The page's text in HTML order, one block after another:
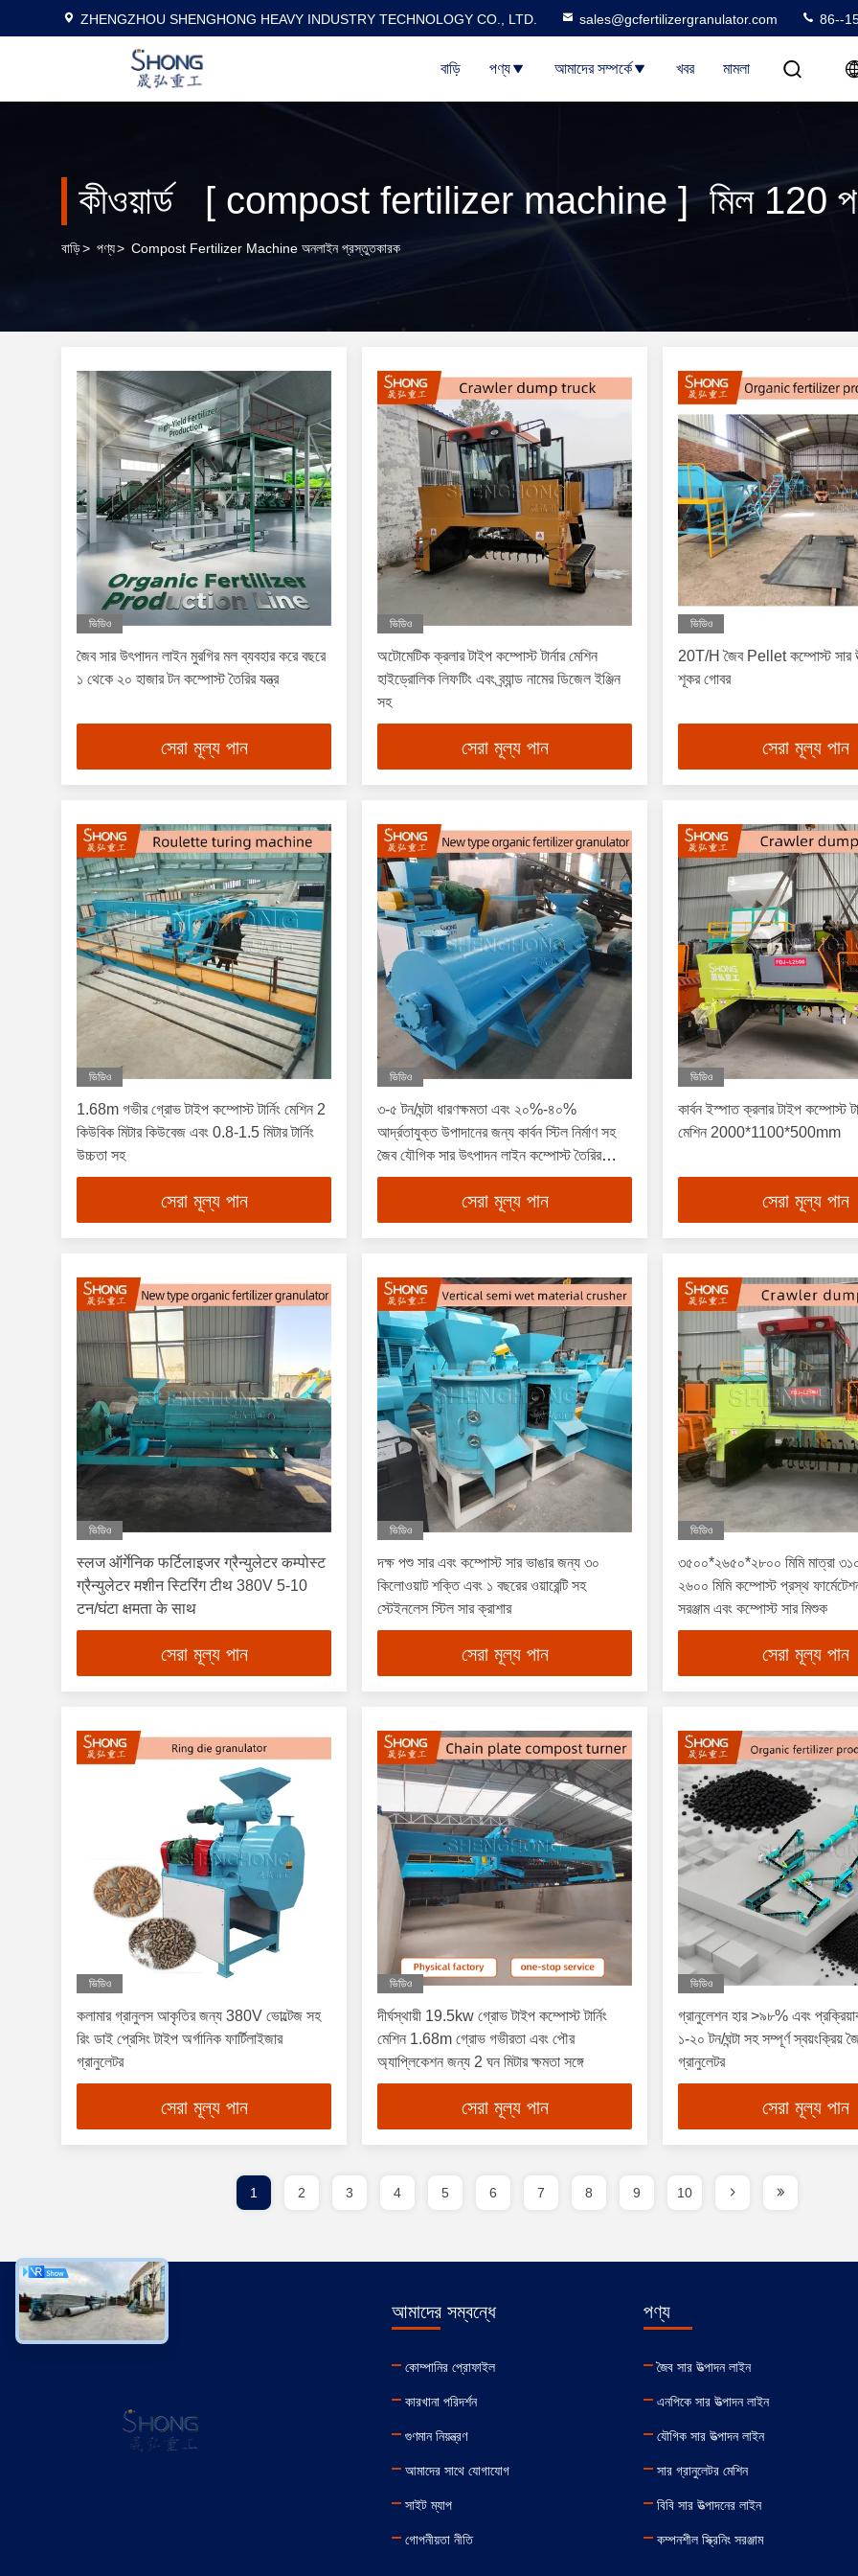
ZHENGZHOU SHENGHONG HEAVY INDUSTRY TECHNOLOGY CO., LTD. sales@gcfertilizergranulator.com 86--
বাড়ি পণ্য আমাদের সম্পর্কে খবর মামলা
কীওয়ার্ড [ compost fertilizer machine ] মিল 120
বাড়ি> পণ্য> Compost Fertilizer Machine অনলাইন প্রস্তুতকারক
ভিডিও
জৈব সার উৎপাদন লাইন মুরগির মল ব্যবহার করে বছরে
১ থেকে ২০ হাজার টন কম্পোস্ট তৈরির যন্ত্র
সেরা মূল্য পান
ভিডিও
অটোমেটিক ক্রলার টাইপ কম্পোস্ট টার্নার মেশিন
হাইড্রোলিক লিফটিং এবং ব্র্যান্ড নামের ডিজেল ইঞ্জিন
সহ
সেরা মূল্য পান
ভিডিও
20T/H জৈব Pellet কম্পোস্ট সার
শূকর গোবর
সেরা মূল্য পান
ভিডিও
1.68m গভীর গ্রোভ টাইপ কম্পোস্ট টার্নিং মেশিন 2
কিউবিক মিটার কিউবেজ এবং 0.8-1.5 মিটার টার্নিং
উচ্চতা সহ
সেরা মূল্য পান
ভিডিও
৩-৫ টন/ঘন্টা ধারণক্ষমতা এবং ২০%-৪০%
আর্দ্রতাযুক্ত উপাদানের জন্য কার্বন স্টিল নির্মাণ সহ
জৈব যৌগিক সার উৎপাদন লাইন কম্পোস্ট তৈরির
মেশিন
সেরা মূল্য পান
ভিডিও
কার্বন ইস্পাত ক্রলার টাইপ কম্পোস্ট
মেশিন 2000*1100*500mm
সেরা মূল্য পান
ভিডিও
स्लज ऑर्गेनिक फर्टिलाइजर ग्रैन्युलेटर कम्पोस्ट
ग्रैन्युलेटर मशीन स्टिरिंग टीथ 380V 5-10
टन/घंटा क्षमता के साथ
সেরা মূল্য পান
ভিডিও
দক্ষ পশু সার এবং কম্পোস্ট সার ভাঙার জন্য ৩০
কিলোওয়াট শক্তি এবং ১ বছরের ওয়ারেন্টি সহ
স্টেইনলেস স্টিল সার ক্রাশার
সেরা মূল্য পান
ভিডিও
৩৫০০*২৬৫০*২৮০০ মিমি মাত্রা
২৬০০ মিমি কম্পোস্ট প্রস্থ
সরঞ্জাম এবং কম্পোস্ট সার মিশুক
সেরা মূল্য পান
ভিডিও
কলামার গ্রানুলস আকৃতির জন্য 380V ভোল্টেজ সহ
রিং ডাই প্রেসিং টাইপ অর্গানিক ফার্টিলাইজার
গ্রানুলেটর
সেরা মূল্য পান
ভিডিও
দীর্ঘস্থায়ী 19.5kw গ্রোভ টাইপ কম্পোস্ট টার্নিং
মেশিন 1.68m গ্রোভ গভীরতা এবং পৌর
অ্যাপ্লিকেশন জন্য 2 ঘন মিটার ক্ষমতা সঙ্গে
সেরা মূল্য পান
ভিডিও
গ্রানুলেশন হার >৯৮% এবং
১-২০ টন/ঘন্টা সহ সম্পূর্ণ স্বয়ংক্রিয়
গ্রানুলেটর
সেরা মূল্য পান
1 2 3 4 5 6 7 8 9 10
আমাদের সম্বন্ধে
কোম্পানির প্রোফাইল
কারখানা পরিদর্শন
গুণমান নিয়ন্ত্রণ
আমাদের সাথে যোগাযোগ
সাইট ম্যাপ
গোপনীয়তা নীতি
পণ্য
জৈব সার উত্পাদন লাইন
এনপিকে সার উত্পাদন লাইন
যৌগিক সার উত্পাদন লাইন
সার গ্রানুলেটর মেশিন
বিবি সার উত্পাদনের লাইন
কম্পনশীল স্ক্রিনিং সরঞ্জাম